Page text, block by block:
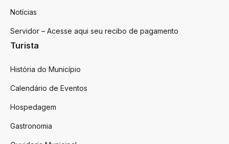
Notícias
Servidor – Acesse aqui seu recibo de pagamento
Turista
História do Município
Calendário de Eventos
Hospedagem
Gastronomia